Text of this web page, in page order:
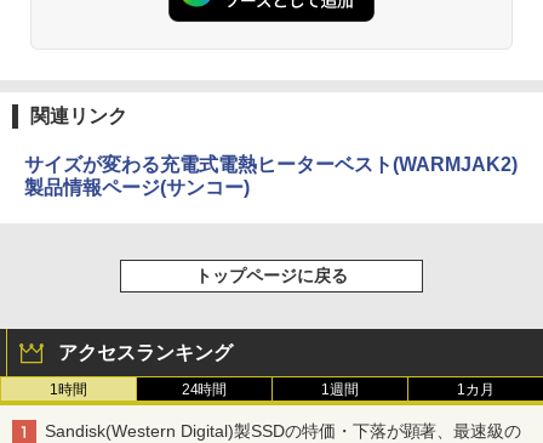
関連リンク
サイズが変わる充電式電熱ヒーターベスト(WARMJAK2)
製品情報ページ(サンコー)
トップページに戻る
アクセスランキング
1時間 24時間 1週間 1カ月
Sandisk(Western Digital)製SSDの特価・下落が顕著、最速級の